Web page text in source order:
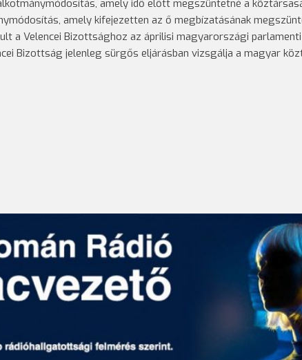
amely idő előtt megszüntetné a
amely kifejezetten az ő megbízatásának
a Velencei Bizottsághoz az áprilisi magyarországi
Bizottság jelenleg sürgős eljárásban vizsgálja a magyar